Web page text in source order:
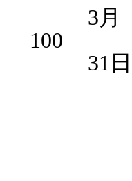
100
3月
31日